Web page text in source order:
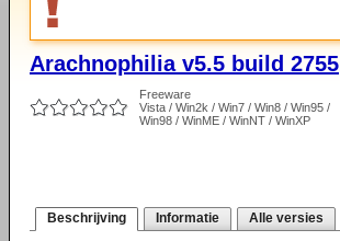
Arachnophilia v5.5 build 2755
Freeware
Vista / Win2k / Win7 / Win8 / Win95 /
Win98 / WinME / WinNT / WinXP
Beschrijving Informatie Alle versies